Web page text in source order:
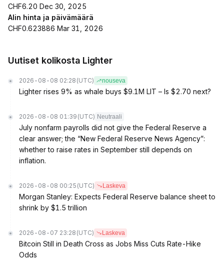
CHF6.20 Dec 30, 2025
Alin hinta ja päivämäärä
CHF0.623886 Mar 31, 2026
Uutiset kolikosta Lighter
2026-08-08 02:28 (UTC) nouseva
Lighter rises 9% as whale buys $9.1M LIT – Is $2.70 next?
2026-08-08 01:39 (UTC) Neutraali
July nonfarm payrolls did not give the Federal Reserve a
clear answer; the “New Federal Reserve News Agency”:
whether to raise rates in September still depends on
inflation.
2026-08-08 00:25 (UTC) Laskeva
Morgan Stanley: Expects Federal Reserve balance sheet to
shrink by $1.5 trillion
2026-08-07 23:28 (UTC) Laskeva
Bitcoin Still in Death Cross as Jobs Miss Cuts Rate-Hike
Odds